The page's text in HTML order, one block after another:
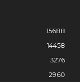
15688
14458
3276
2960